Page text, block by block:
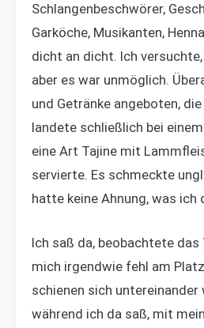
Schlangenbeschwörer,
Garköche, Musikanten,
dicht an dicht. Ich
aber es war unmöglich.
und Getränke angeboten,
landete schließlich bei
eine Art Tajine mit
servierte. Es schmeckte
hatte keine Ahnung, was ich
Ich saß da, beobachtete
mich irgendwie fehl am
schienen sich untereinander
während ich da saß, mit